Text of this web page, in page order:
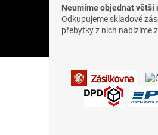
Neumíme objednat větší
Odkupujeme skladové
přebytky z nich nabízíme